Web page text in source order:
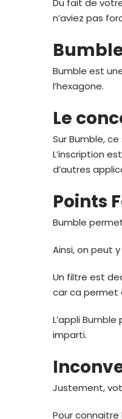
Du fait de
n’aviez pas
Bumble est
l’hexagone.
Le
Sur Bumble,
L’inscription
d’autres
Points
Bumble
Ainsi, on peut
Un filtre est
car ca permet
L’appli
imparti.
Justement,
Pour